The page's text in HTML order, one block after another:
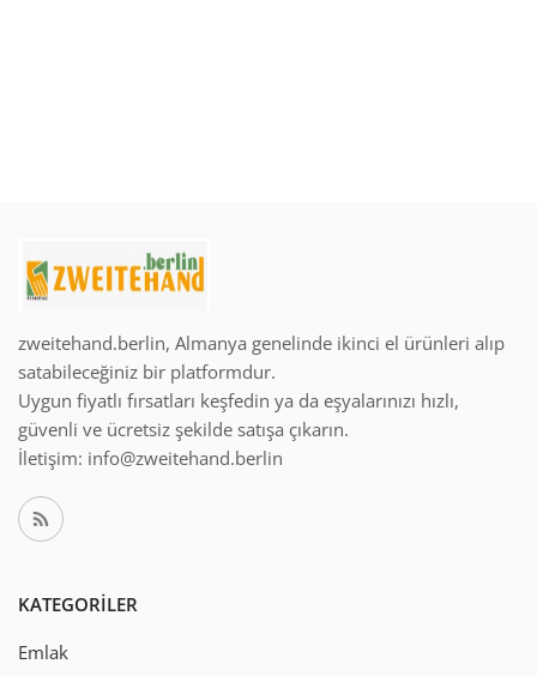
zweitehand.berlin, Almanya genelinde ikinci el ürünleri alıp
satabileceğiniz bir platformdur.
Uygun fiyatlı fırsatları keşfedin ya da eşyalarınızı hızlı,
güvenli ve ücretsiz şekilde satışa çıkarın.
İletişim: info@zweitehand.berlin
KATEGORILER
Emlak